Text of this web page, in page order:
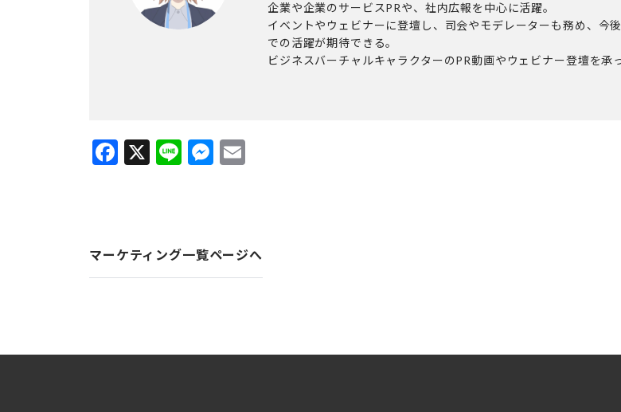
企業や企業のサービスPRや、社内広報を中心に活躍。
イベントやウェビナーに登壇し、司会やモデレーターも務め、今
での活躍が期待できる。
ビジネスバーチャルキャラクターのPR動画やウェビナー登壇を承
Facebook
X LineMessenger
マーケティング一覧ページへ